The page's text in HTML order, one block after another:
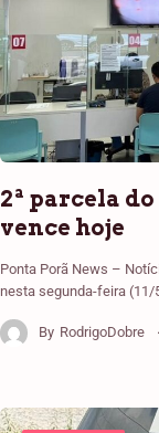
2ª parcela
vence hoje
Ponta Porã News –
nesta segunda-feira (11/
By RodrigoDobre